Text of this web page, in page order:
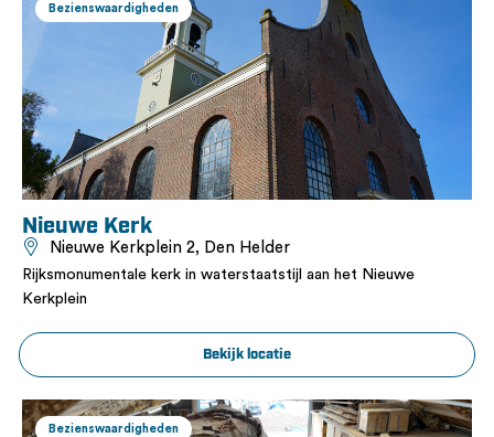
Bezienswaardigheden
Nieuwe Kerk
Nieuwe Kerkplein 2, Den Helder
Rijksmonumentale kerk in waterstaatstijl aan het Nieuwe
Kerkplein
Bekijk locatie
Bezienswaardigheden